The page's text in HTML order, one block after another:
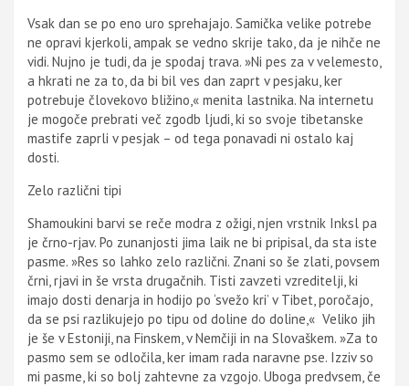
Vsak dan se po eno uro sprehajajo. Samička velike potrebe
ne opravi kjerkoli, ampak se vedno skrije tako, da je nihče ne
vidi. Nujno je tudi, da je spodaj trava. »Ni pes za v velemesto,
a hkrati ne za to, da bi bil ves dan zaprt v pesjaku, ker
potrebuje človekovo bližino,« menita lastnika. Na internetu
je mogoče prebrati več zgodb ljudi, ki so svoje tibetanske
mastife zaprli v pesjak – od tega ponavadi ni ostalo kaj
dosti.
Zelo različni tipi
Shamoukini barvi se reče modra z ožigi, njen vrstnik Inksl pa
je črno-rjav. Po zunanjosti jima laik ne bi pripisal, da sta iste
pasme. »Res so lahko zelo različni. Znani so še zlati, povsem
črni, rjavi in še vrsta drugačnih. Tisti zavzeti vzreditelji, ki
imajo dosti denarja in hodijo po ‘svežo kri’ v Tibet, poročajo,
da se psi razlikujejo po tipu od doline do doline,« Veliko jih
je še v Estoniji, na Finskem, v Nemčiji in na Slovaškem. »Za to
pasmo sem se odločila, ker imam rada naravne pse. Izziv so
mi pasme, ki so bolj zahtevne za vzgojo. Uboga predvsem, če